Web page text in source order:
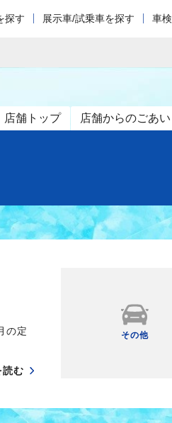
探す 展示車/試乗車を探す 車
店舗トップ 店舗からのごあ
の定
読む
その他